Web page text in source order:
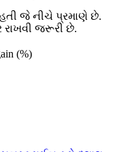
જે નીચે પ્રમાણે છે.
જરૂરી છે.
(%)